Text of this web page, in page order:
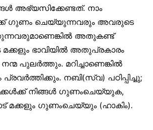
അഭ്യസിക്കേണ്ടത്. നാം
ഗുണം ചെയ്യുന്നവരും അവരുടെ
അതുകണ്ട്
ഭാവിയിൽ അതുപ്രകാരം
പുലർത്തും. മറിച്ചാണെങ്കിൽ
നബി(സ്വ) പഠിപ്പിച്ചു;
നിങ്ങൾ ഗുണംചെയ്യുക,
മക്കളും ഗുണംചെയ്യും (ഹാകിം).